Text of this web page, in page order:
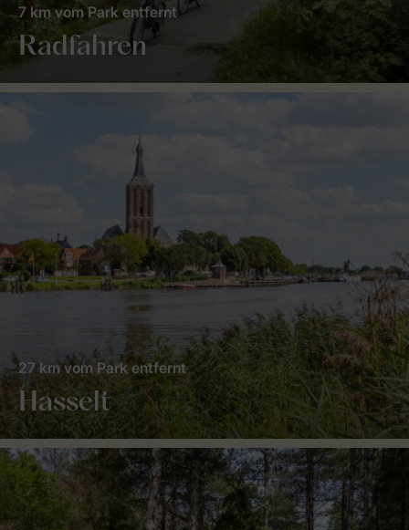
Radfahren
7 km vom Park entfernt
Hasselt
27 km vom Park entfernt